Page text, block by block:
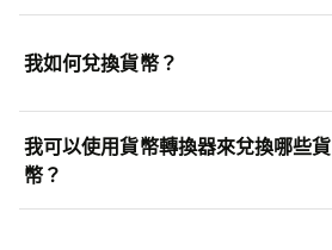
我如何兌換貨幣？
我可以使用貨幣轉換器來兌換哪些貨
幣？